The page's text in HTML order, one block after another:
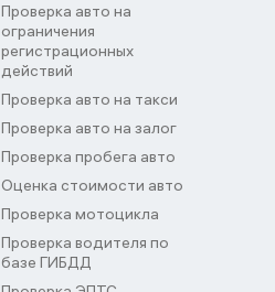
Проверка авто на
ограничения
регистрационных
действий
Проверка авто на такси
Проверка авто на залог
Проверка пробега авто
Оценка стоимости авто
Проверка мотоцикла
Проверка водителя по
базе ГИБДД